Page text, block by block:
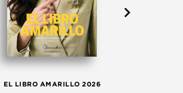
EL LIBRO AMARILLO 2026